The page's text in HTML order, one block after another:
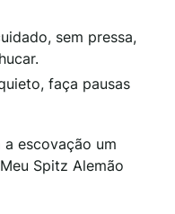
sem pressa,
faça pausas
a escovação um
Spitz Alemão